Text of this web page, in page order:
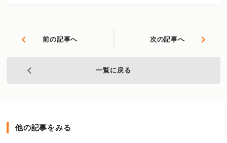
前の記事へ 次の記事へ
一覧に戻る
他の記事をみる